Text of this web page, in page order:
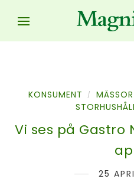
KONSUMENT / MÄSSOR
Vi ses på Gastro
25